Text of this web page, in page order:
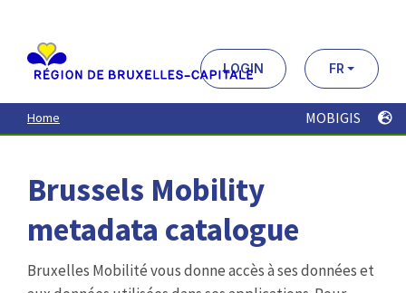
contenu
principal
LOGIN FR
Home MOBIGIS
Brussels Mobility
metadata catalogue
Bruxelles Mobilité vous donne accès à ses données et